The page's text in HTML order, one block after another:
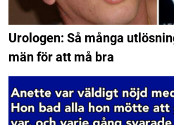
Urologen: Så många
män för att må bra